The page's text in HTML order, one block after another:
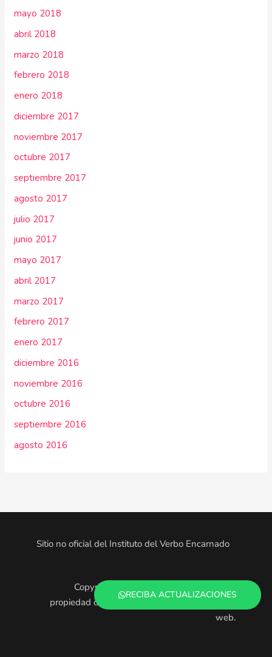
mayo 2018
abril 2018
marzo 2018
febrero 2018
enero 2018
diciembre 2017
noviembre 2017
octubre 2017
septiembre 2017
agosto 2017
julio 2017
junio 2017
mayo 2017
abril 2017
marzo 2017
febrero 2017
enero 2017
diciembre 2016
noviembre 2016
octubre 2016
septiembre 2016
agosto 2016
RECIBA ACTUALIZACIONES
Sitio no oficial del Instituto del Verbo Encarnado
Copyright © 2025. Todo el contenido es
propiedad de los administradores de este sitio
web.